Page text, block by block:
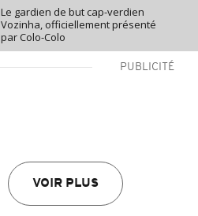
Le gardien de but cap-verdien
Vozinha, officiellement présenté
par Colo-Colo
PUBLICITÉ
VOIR PLUS